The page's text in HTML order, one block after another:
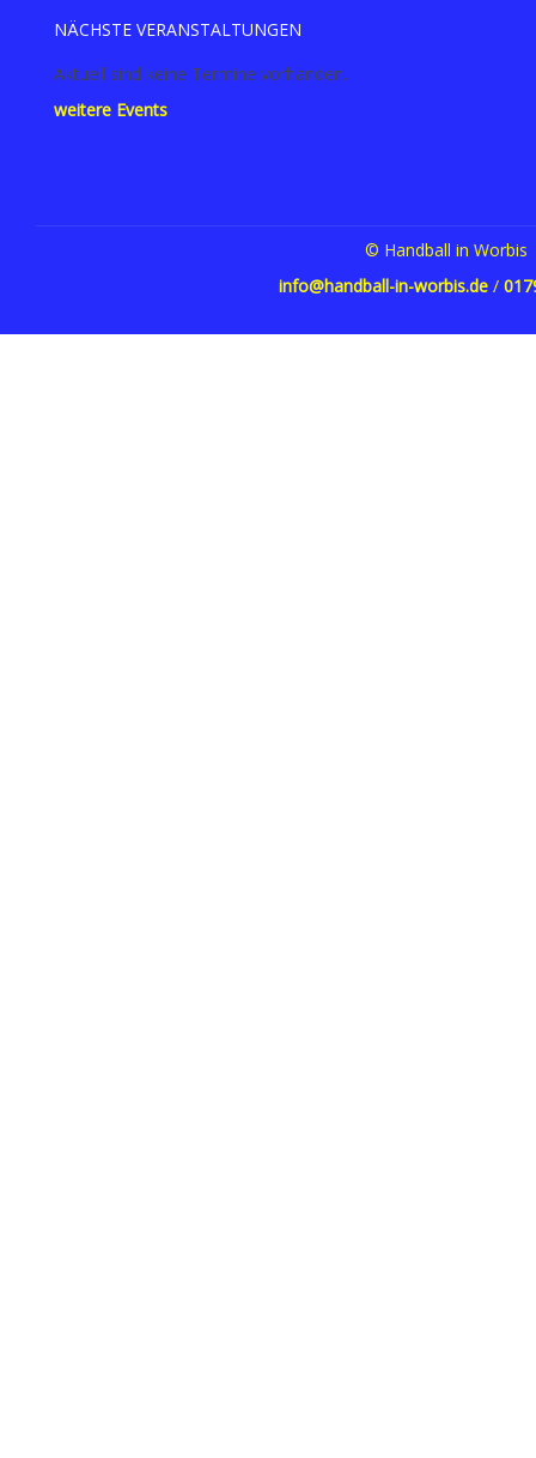
NÄCHSTE VERANSTALTUNGEN
Aktuell sind keine Termine vorhanden.
weitere Events
© Handball in Worbis
info@handball-in-worbis.de/